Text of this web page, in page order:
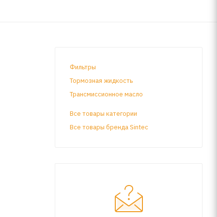
Фильтры
Тормозная жидкость
Трансмиссионное масло
Все товары категории
Все товары бренда Sintec